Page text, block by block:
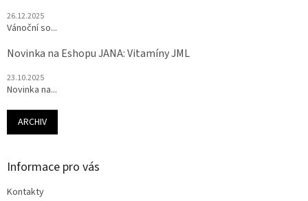
26.12.2025
Vánoční so...
Novinka na Eshopu JANA: Vitamíny JML
23.10.2025
Novinka na...
ARCHIV
Informace pro vás
Kontakty